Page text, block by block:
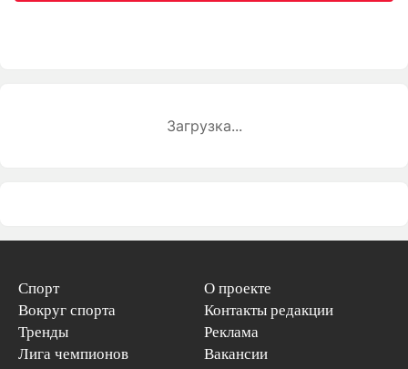
Загрузка...
Спорт
Вокруг спорта
Тренды
Лига чемпионов
О проекте
Контакты редакции
Реклама
Вакансии